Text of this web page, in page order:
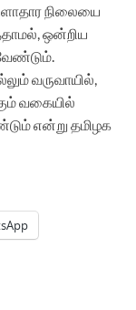
நிலையை
ஒன்றிய
வருவாயில்,
வகையில்
என்று தமிழக